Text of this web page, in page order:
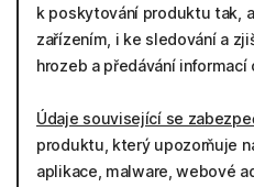
k poskytování produktu tak,
zařízením, i ke sledování a
hrozeb a předávání
Údaje související se
produktu, který upozorňuje
aplikace, malware, webové